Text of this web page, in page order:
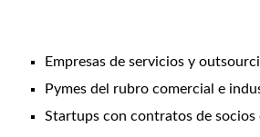
Empresas de servicios y
Pymes del rubro comercial e
Startups con contratos de socios